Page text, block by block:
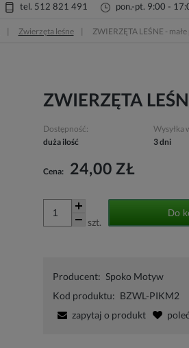
tel. 512 821 491 pon.-pt. 9:00 -
Zwierzęta leśne ZWIERZĘTA LEŚNE -
ZWIERZĘTA
Dostępność:
duża ilość
Wysyłka
3 dni
Cena: 24,00 ZŁ
szt.
Do
Producent: Spoko Motyw
Kod produktu: BZWL-PIKM2
zapytaj o produkt